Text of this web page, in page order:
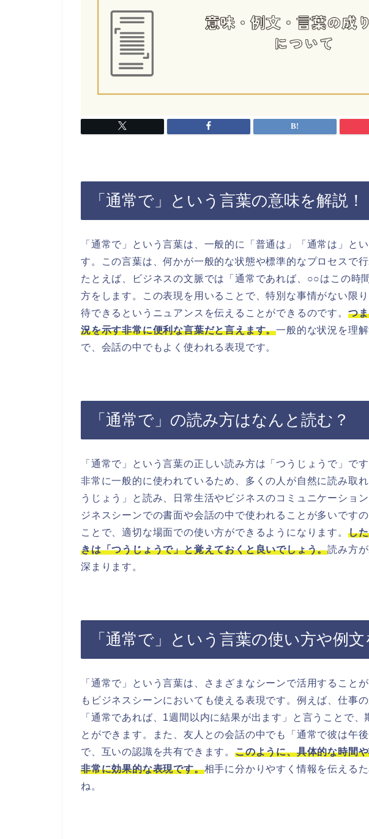
「通常で」という言葉の意味を解説！
「通常で」という言葉は、一般的に「普通は」「通常は」と
す。この言葉は、何かが一般的な状態や標準的なプロセスで
たとえば、ビジネスの文脈では「通常であれば、○○はこの時
方をします。この表現を用いることで、特別な事情がない限
待できるというニュアンスを伝えることができるのです。 つ
況を示す非常に便利な言葉だと言えます。一般的な状況を理
で、会話の中でもよく使われる表現です。
「通常で」の読み方はなんと読む？
「通常で」という言葉の正しい読み方は「つうじょうで」で
非常に一般的に使われているため、多くの人が自然に読み取
うじょう」と読み、日常生活やビジネスのコミュニケーショ
ジネスシーンでの書面や会話の中で使われることが多いです
ことで、適切な場面での使い方ができるようになります。 し
きは「つうじょうで」と覚えておくと良いでしょう。読み方
深まります。
「通常で」という言葉の使い方や例文
「通常で」という言葉は、さまざまなシーンで活用すること
もビジネスシーンにおいても使える表現です。例えば、仕事
「通常であれば、1週間以内に結果が出ます」と言うことで
とができます。また、友人との会話の中でも「通常で彼は午
で、互いの認識を共有できます。 このように、具体的な時間
非常に効果的な表現です。相手に分かりやすく情報を伝える
ね。